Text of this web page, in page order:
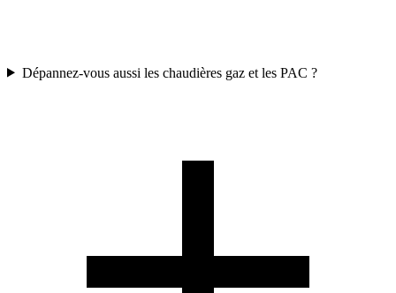
Dépannez-vous aussi les chaudières gaz et les PAC ?